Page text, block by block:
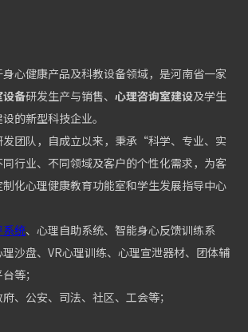
心健康产品及科教设备领域，是河南省一家
设备研发生产与销售、 心理咨询室建设及学生
的新型科技企业。
发团队，自成立以来，秉承“科学、专业、实
行业、不同领域及客户的个性化需求，为客
化心理健康教育功能室和学生发展指导中心
系统、心理自助系统、智能身心反馈训练系
沙盘、VR心理训练、心理宣泄器材、团体辅
等；
、公安、司法、社区、工会等；